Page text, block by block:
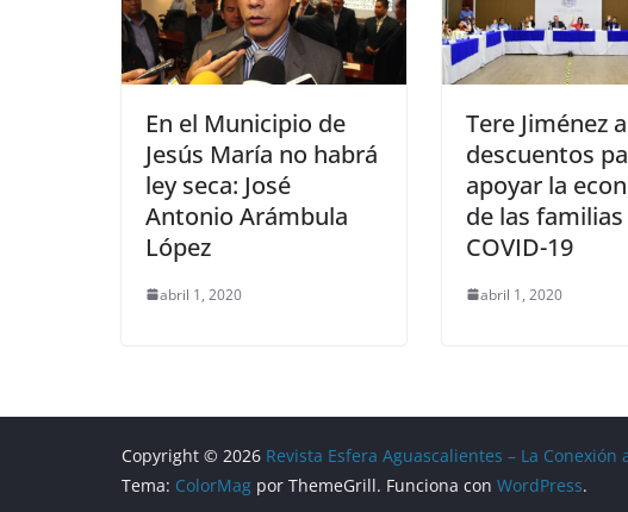
En el Municipio de
Jesús María no habrá
ley seca: José
Antonio Arámbula
López
abril 1, 2020
Tere Jiménez
descuentos
apoyar la
de las
COVID-19
abril 1, 2020
Copyright © 2026 Revista Esfera Aguascalientes – La Conexión
Tema: ColorMag por ThemeGrill. Funciona con WordPress.